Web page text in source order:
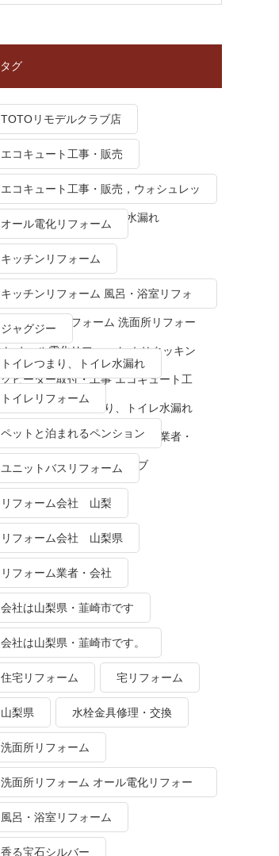
タグ
TOTOリモデルクラブ店
エコキュート工事・販売
エコキュート工事・販売，ウォシュレッ
ト トイレつまり、トイレ水漏れ
オール電化リフォーム
キッチンリフォーム
キッチンリフォーム 風呂・浴室リフォ
ーム トイレリフォーム 洗面所リフォー
ム オール電化リフォーム ＩＨクッキン
グヒーター取付・工事 エコキュート工
事・販売 トイレつまり、トイレ水漏れ
水栓金具修理・交換 リフォーム業者・
会社 ＴＯＴＯリモデルクラブ
ジャグジー
トイレつまり、トイレ水漏れ
トイレリフォーム
ペットと泊まれるペンション
ユニットバスリフォーム
リフォーム会社 山梨
リフォーム会社 山梨県
リフォーム業者・会社
会社は山梨県・韮崎市です
会社は山梨県・韮崎市です。
住宅リフォーム 宅リフォーム
山梨県 水栓金具修理・交換
洗面所リフォーム
洗面所リフォーム オール電化リフォー
ム
風呂・浴室リフォーム
香る宝石シルバー